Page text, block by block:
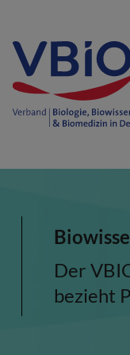
Der
bezieht